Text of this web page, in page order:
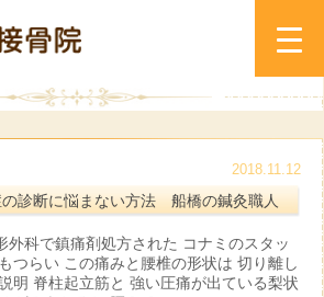
2018.11.12
診断に悩まない方法 船橋の鍼灸職人
外科で鎮痛剤処方された コナミのスタッ
つらい この痛みと腰椎の形状は 切り離し
明 脊柱起立筋と 強い圧痛が出ている梨状